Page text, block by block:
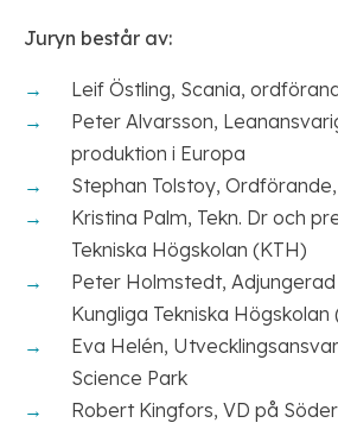
Juryn består av:
Leif Östling, Scania,
Peter Alvarsson,
produktion i Europa
Stephan Tolstoy,
Kristina Palm, Tekn. Dr och
Tekniska Högskolan (KTH)
Peter Holmstedt,
Kungliga Tekniska Högskolan
Eva Helén,
Science Park
Robert Kingfors, VD på